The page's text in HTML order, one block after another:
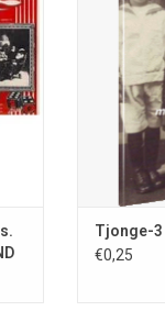
nummer
geleden,
Tjonge-3
€0,25